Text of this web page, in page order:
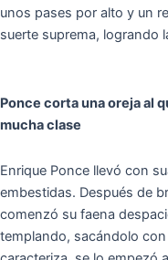
unos pases por alto y un
suerte suprema, logrando
Ponce corta una oreja al
mucha clase
Enrique Ponce llevó con
embestidas. Después de
comenzó su faena
templando, sacándolo